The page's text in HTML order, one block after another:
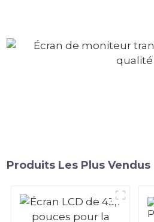
Produits Les Plus Vendus